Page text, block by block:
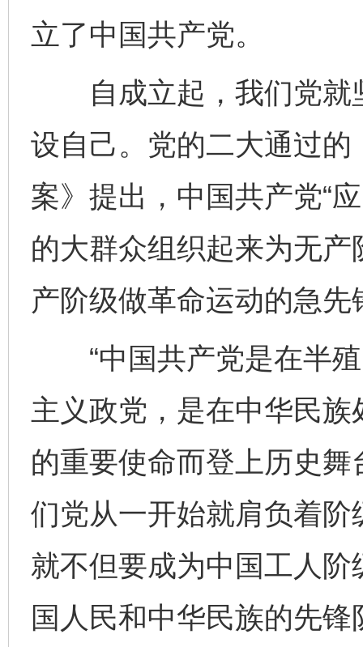
立了中国共产党。
自成立起，我们党就
设自己。党的二大通过
案》提出，中国共产党“
的大群众组织起来为无
产阶级做革命运动的急先
“中国共产党是在半殖
主义政党，是在中华民
的重要使命而登上历史
们党从一开始就肩负着
就不但要成为中国工人
国人民和中华民族的先